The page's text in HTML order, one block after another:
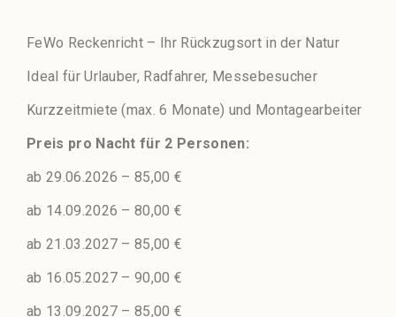
FeWo Reckenricht – Ihr Rückzugsort in der Natur
Ideal für Urlauber, Radfahrer, Messebesucher
Kurzzeitmiete (max. 6 Monate) und Montagearbeiter
Preis pro Nacht für 2 Personen:
ab 29.06.2026 – 85,00 €
ab 14.09.2026 – 80,00 €
ab 21.03.2027 – 85,00 €
ab 16.05.2027 – 90,00 €
ab 13.09.2027 – 85,00 €